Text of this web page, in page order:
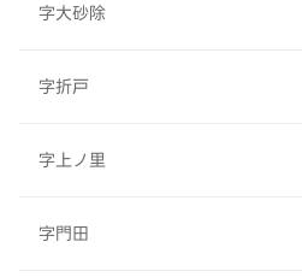
字大砂除
字折戸
字上ノ里
字門田